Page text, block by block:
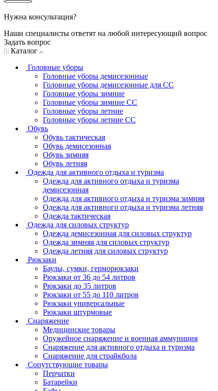
Нужна консультация?
Наши специалисты ответят на любой интересующий вопрос
Задать вопрос
Каталог
Головные уборы
Головные уборы демисезонные
Головные уборы демисезонные для СС
Головные уборы зимние
Головные уборы зимние СС
Головные уборы летние
Головные уборы летние СС
Обувь
Обувь тактическая
Обувь демисезонная
Обувь зимняя
Обувь летняя
Одежда для активного отдыха и туризма
Одежда для активного отдыха и туризма
демисезонная
Одежда для активного отдыха и туризма зимняя
Одежда для активного отдыха и туризма летняя
Одежда тактическая
Одежда для силовых структур
Одежда демисезонная для силовых структур
Одежда зимняя для силовых структур
Одежда летняя для силовых структур
Рюкзаки
Баулы, сумки, герморюкзаки
Рюкзаки от 36 до 54 литров
Рюкзаки до 35 литров
Рюкзаки от 55 до 110 литров
Рюкзаки универсальные
Рюкзаки штурмовые
Снаряжение
Медицинские товары
Оружейное снаряжение и военная аммуниция
Снаряжение для активного отдыха и туризма
Снаряжение для страйкбола
Сопутствующие товары
Перчатки
Батарейки